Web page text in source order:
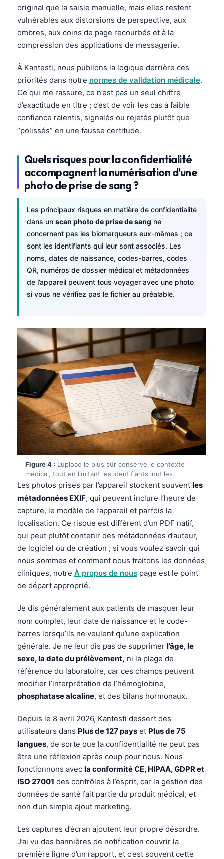
original que la saisie manuelle, mais elles restent
vulnérables aux distorsions de perspective, aux
ombres, aux coins de page recourbés et à la
compression des applications de messagerie.
À Kantesti, nous publions la logique derrière ces
priorités dans notre normes de validation médicale.
Ce qui me rassure, ce n’est pas un seul chiffre
d’exactitude en titre ; c’est de voir les cas à faible
confiance ralentis, signalés ou rejetés plutôt que
“polissés” en une fausse certitude.
Quels risques pour la confidentialité
accompagnent la numérisation d’une
photo de prise de sang ?
Les principaux risques en matière de confidentialité
dans un scan photo de prise de sang ne
concernent pas les biomarqueurs eux-mêmes ; ce
sont les identifiants qui leur sont associés. Les
noms, dates de naissance, codes-barres, codes
QR, numéros de dossier médical et métadonnées
de l’appareil peuvent tous voyager avec une photo
si vous ne vérifiez pas le fichier au préalable.
Figure 4 : L’upload le plus sûr conserve le contexte
médical, tout en limitant les identifiants inutiles.
Les photos prises par l’appareil stockent souvent les
métadonnées EXIF, qui peuvent inclure l’heure de
capture, le modèle de l’appareil et parfois la
localisation. Ce risque est différent d’un PDF natif,
qui peut plutôt contenir des métadonnées d’auteur,
de logiciel ou de création ; si vous voulez savoir qui
nous sommes et comment nous traitons les données
cliniques, notre À propos de nous page est le point
de départ approprié.
Je dis généralement aux patients de masquer leur
nom complet, leur date de naissance et le code-
barres lorsqu’ils ne veulent qu’une explication
générale. Je ne leur dis pas de supprimer l’âge, le
sexe, la date du prélèvement, ni la plage de
référence du laboratoire, car ces champs peuvent
modifier l’interprétation de l’hémoglobine,
phosphatase alcaline, et des bilans hormonaux.
Depuis le 8 avril 2026, Kantesti dessert des
utilisateurs dans Plus de 127 pays et Plus de 75
langues, de sorte que la confidentialité ne peut pas
être une réflexion après coup pour nous. Nous
fonctionnons avec la conformité CE, HIPAA, GDPR et
ISO 27001 des contrôles à l’esprit, car la gestion des
données de santé fait partie du produit médical, et
non d’un simple ajout marketing.
Les captures d’écran ajoutent leur propre désordre.
J’ai vu des bannières de notification couvrir la
première ligne d’un rapport, et c’est souvent cette